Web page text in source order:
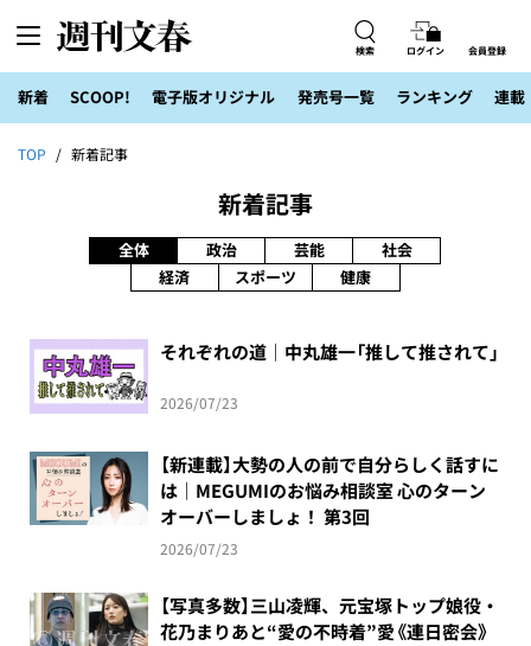
検索 ログイン 会員登録
新着 SCOOP! 電子版オリジナル 発売号一覧 ランキング 連載
TOP 新着記事
新着記事
全体 政治 芸能
社会
経済
スポーツ 健康
それぞれの道｜中丸雄一「推して推されて」
2026/07/23
【新連載】大勢の人の前で自分らしく話すに
は｜MEGUMIのお悩み相談室 心のターン
オーバーしましょ！ 第3回
2026/07/23
【写真多数】三山凌輝、元宝塚トップ娘役・
花乃まりあと“愛の不時着”愛《連日密会》